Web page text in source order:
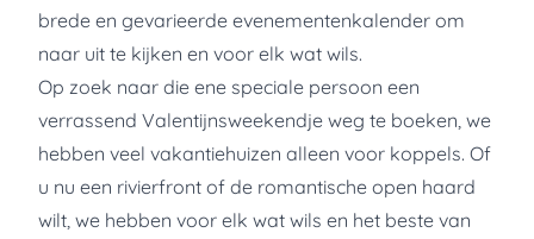
brede en gevarieerde evenementenkalender om
naar uit te kijken en voor elk wat wils.
Op zoek naar die ene speciale persoon een
verrassend Valentijnsweekendje weg te boeken, we
hebben veel vakantiehuizen alleen voor koppels. Of
u nu een rivierfront of de romantische open haard
wilt, we hebben voor elk wat wils en het beste van